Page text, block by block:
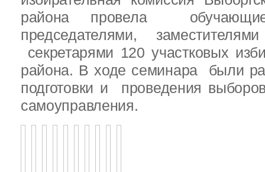
района провела
председателями,
секретарями 120 участковых
района. В ходе семинара были
подготовки и проведения
самоуправления.